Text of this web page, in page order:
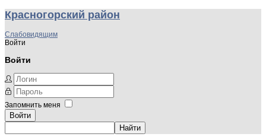
Красногорский район
Слабовидящим
Войти
Войти
Запомнить меня
Войти